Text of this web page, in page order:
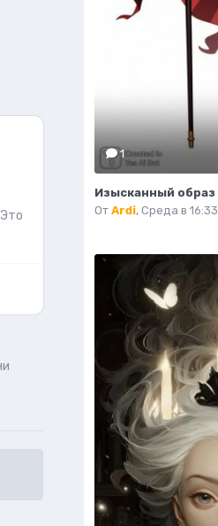
1
От Ardi, Среда в 16:33